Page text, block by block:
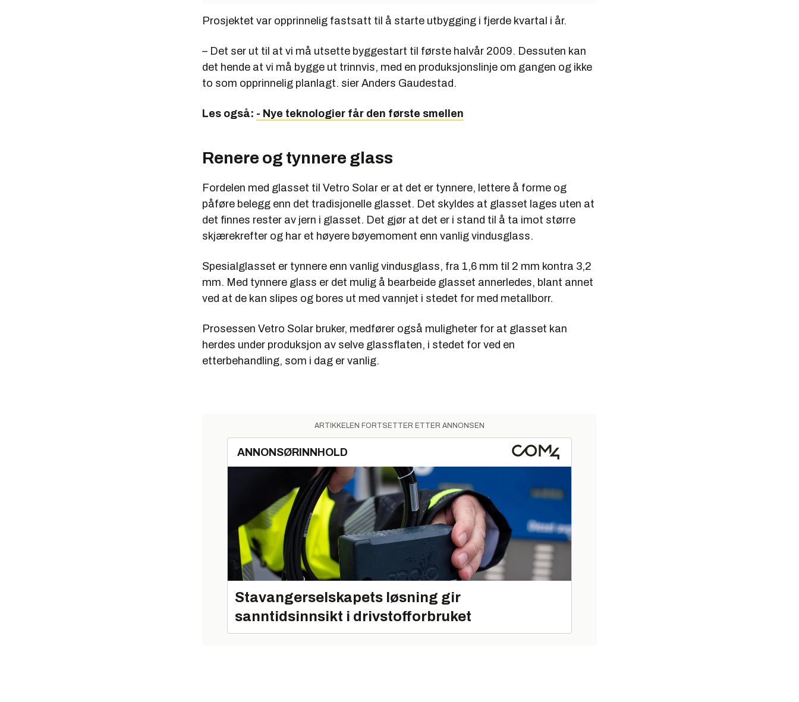
Prosjektet var opprinnelig fastsatt til å starte utbygging i fjerde kvartal i år.
– Det ser ut til at vi må utsette byggestart til første halvår 2009. Dessuten kan
det hende at vi må bygge ut trinnvis, med en produksjonslinje om gangen og ikke
to som opprinnelig planlagt. sier Anders Gaudestad.
Les også: - Nye teknologier får den første smellen
Renere og tynnere glass
Fordelen med glasset til Vetro Solar er at det er tynnere, lettere å forme og
påføre belegg enn det tradisjonelle glasset. Det skyldes at glasset lages uten at
det finnes rester av jern i glasset. Det gjør at det er i stand til å ta imot større
skjærekrefter og har et høyere bøyemoment enn vanlig vindusglass.
Spesialglasset er tynnere enn vanlig vindusglass, fra 1,6 mm til 2 mm kontra 3,2
mm. Med tynnere glass er det mulig å bearbeide glasset annerledes, blant annet
ved at de kan slipes og bores ut med vannjet i stedet for med metallborr.
Prosessen Vetro Solar bruker, medfører også muligheter for at glasset kan
herdes under produksjon av selve glassflaten, i stedet for ved en
etterbehandling, som i dag er vanlig.
ARTIKKELEN FORTSETTER ETTER ANNONSEN
ANNONSØRINNHOLD
Stavangerselskapets løsning gir
sanntidsinnsikt i drivstofforbruket